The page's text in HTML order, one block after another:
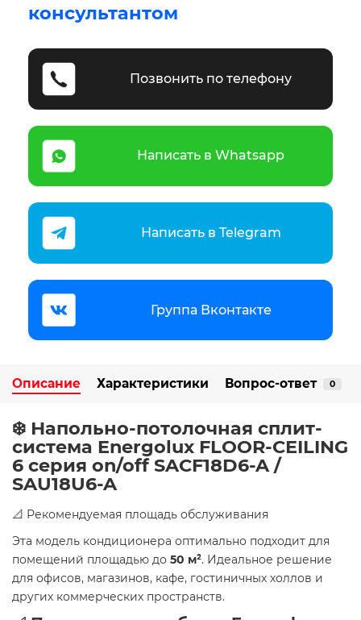
консультантом
Позвонить по телефону
Написать в Whatsapp
Написать в Telegram
Группа Вконтакте
Описание Характеристики Вопрос-ответ 0
❄️ Напольно-потолочная сплит-
система Energolux FLOOR-CEILING
6 серия on/off SAСF18D6-A /
SAU18U6-A
📐 Рекомендуемая площадь обслуживания
Эта модель кондиционера оптимально подходит для
помещений площадью до 50 м². Идеальное решение
для офисов, магазинов, кафе, гостиничных холлов и
других коммерческих пространств.